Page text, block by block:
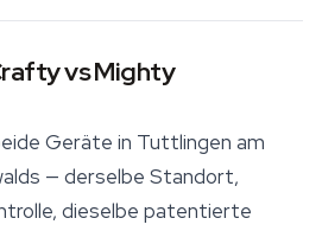
vs Mighty
Geräte in Tuttlingen am
— derselbe Standort,
dieselbe patentierte